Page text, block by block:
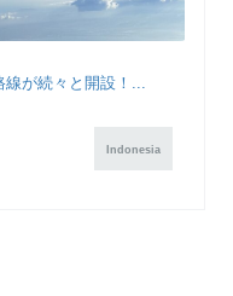
線が続々と開設！...
Indonesia